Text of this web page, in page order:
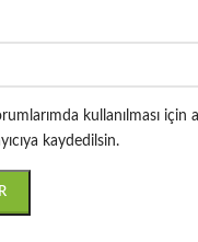
kullanılması için
kaydedilsin.